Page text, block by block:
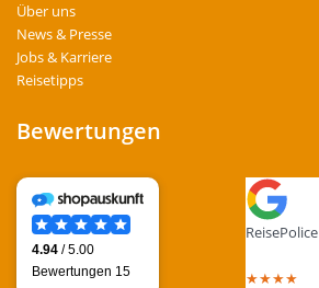
Über uns
News & Presse
Jobs & Karriere
Reisetipps
Bewertungen
ReisePolice
★★★★